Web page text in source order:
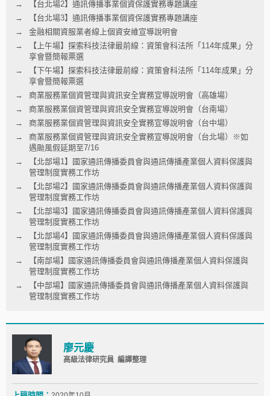
【台北場2】通訊傳播事業個資保護實務專題講座
【台北場3】通訊傳播事業個資保護實務專題講座
金融相關資服業者線上個資安維宣導說明會
【上午場】探索科技法律最前線：資策會科法所「114年成果」分
享會暨簡報票選
【下午場】探索科技法律最前線：資策會科法所「114年成果」分
享會暨簡報票選
商業服務業個資管理與資訊安全實務宣導說明會（高雄場）
商業服務業個資管理與資訊安全實務宣導說明會（台南場）
商業服務業個資管理與資訊安全實務宣導說明會（台中場）
商業服務業個資管理與資訊安全實務宣導說明會（台北場）※如
遇颱風假延期至7/16
【北部場1】國家通訊傳播委員會與通訊傳播產業個人資料保護與
管理制度實務工作坊
【北部場2】國家通訊傳播委員會與通訊傳播產業個人資料保護與
管理制度實務工作坊
【北部場3】國家通訊傳播委員會與通訊傳播產業個人資料保護與
管理制度實務工作坊
【北部場4】國家通訊傳播委員會與通訊傳播產業個人資料保護與
管理制度實務工作坊
【南部場】國家通訊傳播委員會與通訊傳播產業個人資料保護與
管理制度實務工作坊
【中部場】國家通訊傳播委員會與通訊傳播產業個人資料保護與
管理制度實務工作坊
廖元慶
高級法律研究員 編譯整理